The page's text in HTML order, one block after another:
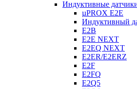
Индуктивные
µPROX E2E
Индуктивный
E2B
E2E NEXT
E2EQ NEXT
E2ER/E2ERZ
E2F
E2FQ
E2Q5